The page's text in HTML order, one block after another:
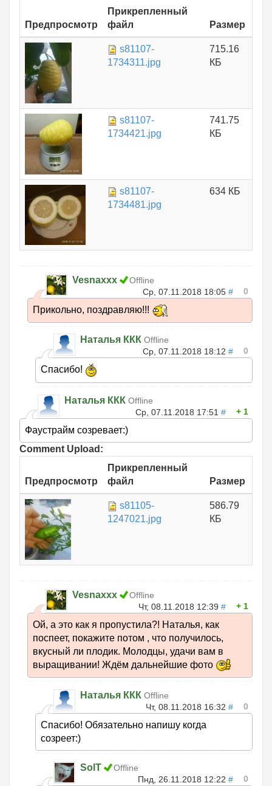
Предпросмотр
Прикрепленный
файл
Размер
s81107-
1734311.jpg
715.16
КБ
s81107-
1734421.jpg
741.75
КБ
s81107-
1734481.jpg
634 КБ
Vesnaxxx
Offline
Ср, 07.11.2018 18:05 # 0
Прикольно, поздравляю!!!
Наталья ККК Offline
Ср, 07.11.2018 18:12 # 0
Спасибо!
Наталья ККК Offline
Ср, 07.11.2018 17:51 # 1
Фаустрайм созревает:)
Comment Upload:
Предпросмотр
Прикрепленный
файл
Размер
s81105-
1247021.jpg
586.79
КБ
Vesnaxxx
Offline
Чт, 08.11.2018 12:39 # 1
Ой, а это как я пропустила?! Наталья, как
поспеет, покажите потом , что получилось,
вкусный ли плодик. Молодцы, удачи вам в
выращивании! Ждём дальнейшие фото
Наталья ККК Offline
Чт, 08.11.2018 16:32 # 0
Спасибо! Обязательно напишу когда
созреет:)
SolT
Offline
Пнд, 26.11.2018 12:22 # 0